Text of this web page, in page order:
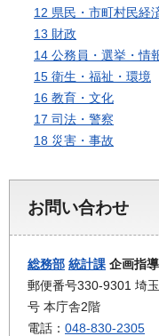
12 県民・市町村民経
13 財政
14 公務員・選挙・情
15 衛生・福祉・環境
16 教育・文化
17 司法・警察
18 災害・事故
お問い合わせ
総務部 統計課 企画指
郵便番号330-9301 埼
号 本庁舎2階
電話： 048-830-2305